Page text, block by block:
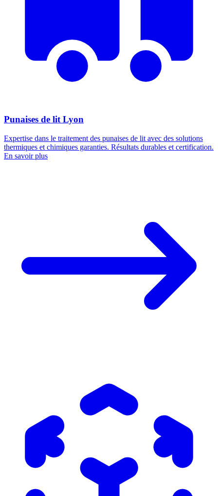
Punaises de lit Lyon
Expertise dans le traitement des punaises de lit avec des solutions
thermiques et chimiques garanties. Résultats durables et certification.
En savoir plus